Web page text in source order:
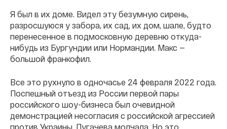
Я был в их доме. Видел эту безумную сирень,
разросшуюся у забора, их сад, их дом, шале, будто
перенесенное в подмосковную деревню откуда-
нибудь из Бургундии или Нормандии. Макс —
большой франкофил.
Все это рухнуло в одночасье 24 февраля 2022 года.
Поспешный отъезд из России первой пары
российского шоу-бизнеса был очевидной
демонстрацией несогласия с российской агрессией
против Украины. Пугачева молчала. Но это